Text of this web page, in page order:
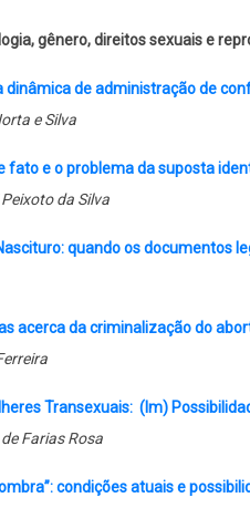
gênero, direitos sexuais e
dinâmica de administração de
e Silva
fato e o problema da suposta
da Silva
quando os documentos
acerca da criminalização do
Transexuais: (Im)
Farias Rosa
condições atuais e